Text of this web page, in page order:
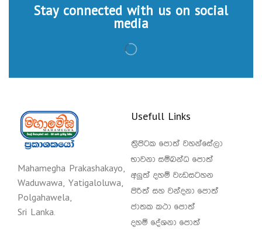
Stay connected with us on social
media
Mahamegha Prakashakayo,
Waduwawa, Yatigaloluwa,
Polgahawela,
Sri Lanka.
Usefull Links
ත්‍රිපිටක පොත් වහන්සේලා
භාවනා සම්බන්ධ පොත්
අලුත් දහම් වැඩසටහන
පිරිත් සහ වන්දනා පොත්
ජාතක කථා පොත්
දහම් දේශනා පොත්